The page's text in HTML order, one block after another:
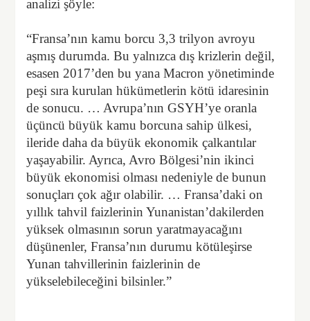
analizi şöyle:
“Fransa’nın kamu borcu 3,3 trilyon avroyu
aşmış durumda. Bu yalnızca dış krizlerin değil,
esasen 2017’den bu yana Macron yönetiminde
peşi sıra kurulan hükümetlerin kötü idaresinin
de sonucu. … Avrupa’nın GSYH’ye oranla
üçüncü büyük kamu borcuna sahip ülkesi,
ileride daha da büyük ekonomik çalkantılar
yaşayabilir. Ayrıca, Avro Bölgesi’nin ikinci
büyük ekonomisi olması nedeniyle de bunun
sonuçları çok ağır olabilir. … Fransa’daki on
yıllık tahvil faizlerinin Yunanistan’dakilerden
yüksek olmasının sorun yaratmayacağını
düşünenler, Fransa’nın durumu kötüleşirse
Yunan tahvillerinin faizlerinin de
yükselebileceğini bilsinler.”